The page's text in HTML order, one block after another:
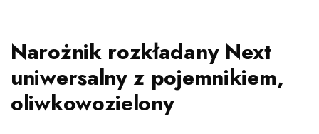
Narożnik rozkładany Next
uniwersalny z pojemnikiem,
oliwkowozielony